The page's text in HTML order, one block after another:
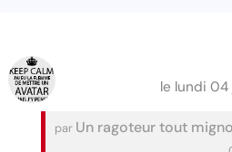
le lundi 04
par Un ragoteur tout